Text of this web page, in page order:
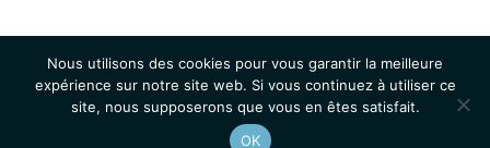
Nous utilisons des cookies pour vous garantir la meilleure
expérience sur notre site web. Si vous continuez à utiliser ce
site, nous supposerons que vous en êtes satisfait.
OK